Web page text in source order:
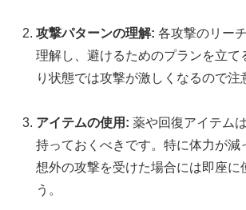
攻撃パターンの理解: 各攻撃のリー
理解し、避けるためのプランを立て
り状態では攻撃が激しくなるので注
アイテムの使用: 薬や回復アイテム
持っておくべきです。特に体力が減
想外の攻撃を受けた場合には即座に
う。